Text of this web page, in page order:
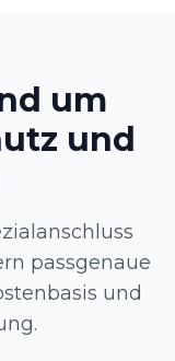
um
und
passgenaue
und